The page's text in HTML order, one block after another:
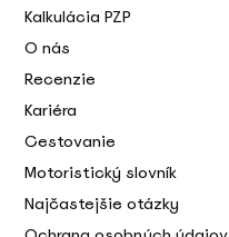
Kalkulácia PZP
O nás
Recenzie
Kariéra
Cestovanie
Motoristický slovník
Najčastejšie otázky